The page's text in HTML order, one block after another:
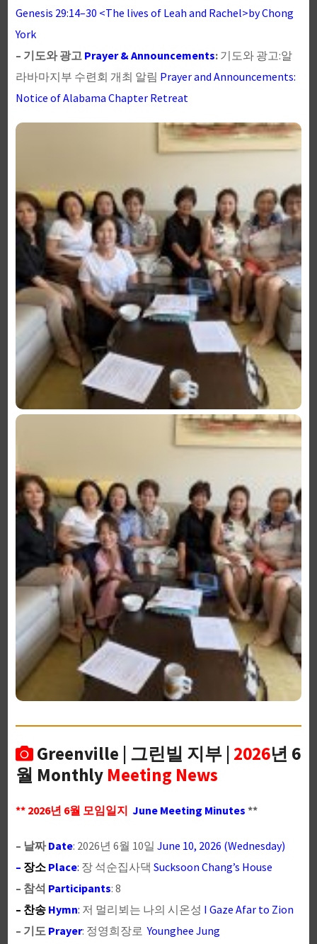
Genesis 29:14–30 <The lives of Leah and Rachel>by Chong
York
– 기도와 광고 Prayer & Announcements: 기도와 광고:알
라바마지부 수련회 개최 알림 Prayer and Announcements:
Notice of Alabama Chapter Retreat
Greenville | 그린빌 지부 | 2026년 6
월 Monthly Meeting News
** 2026년 6월 모임일지 June Meeting Minutes **
– 날짜Date: 2026년 6월 10일 June 10, 2026 (Wednesday)
– 장소Place: 장 석순집사댁 Sucksoon Chang’s House
– 참석 Participants: 8
– 찬송Hymn: 저 멀리뵈는 나의 시온성 I Gaze Afar to Zion
– 기도 Prayer: 정영희장로Younghee Jung